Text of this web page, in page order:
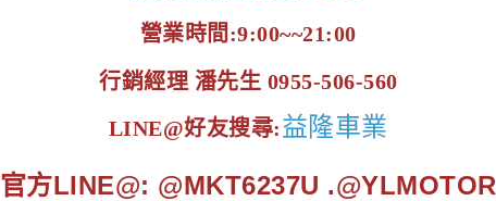
營業時間:9:00~~21:00
行銷經理 潘先生 0955-506-560
LINE@好友搜尋:益隆車業
官方LINE@: @MKT6237U .@YLMOTOR